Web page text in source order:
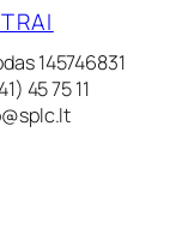
145746831
45 75 11